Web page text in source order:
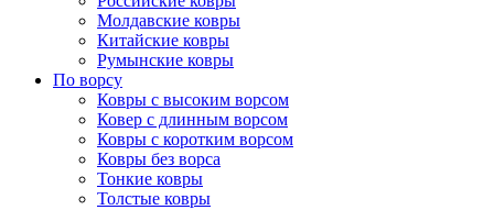
Молдавские ковры
Китайские ковры
Румынские ковры
По ворсу
Ковры с высоким ворсом
Ковер с длинным ворсом
Ковры с коротким ворсом
Ковры без ворса
Тонкие ковры
Толстые ковры